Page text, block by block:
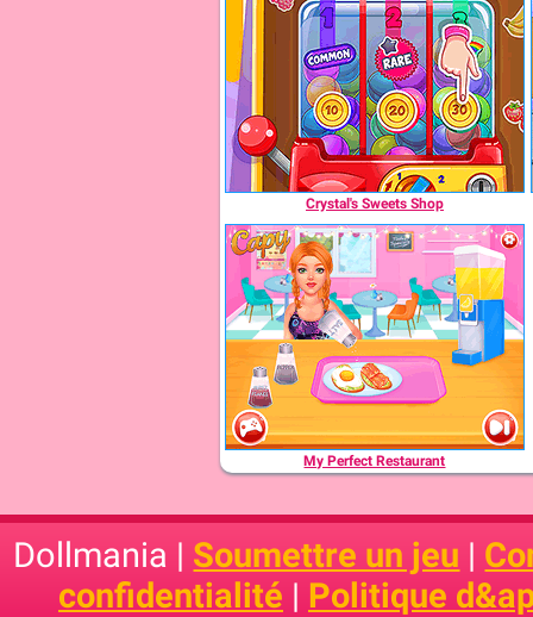
Crystal's Sweets Shop
My Perfect Restaurant
Dollmania | Soumettre un jeu |
confidentialité | Politique